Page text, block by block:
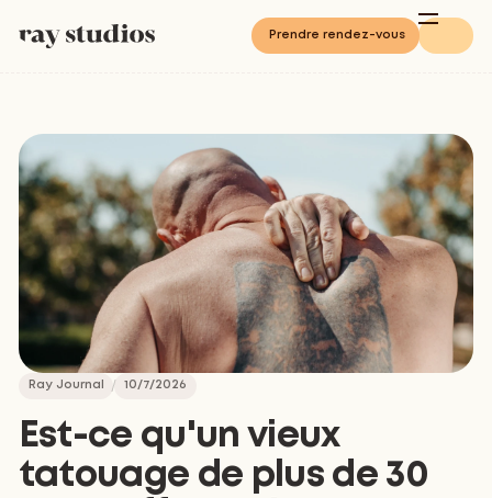
Prendre rendez-vous
Ray Journal 10/7/2026
Est-ce qu'un vieux
tatouage de plus de 30